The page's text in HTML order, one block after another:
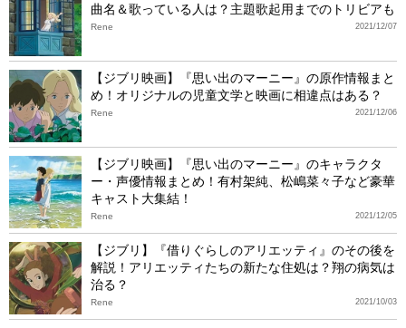
曲名＆歌っている人は？主題歌起用までのトリビアも
2021/12/07
Rene
【ジブリ映画】『思い出のマーニー』の原作情報まと
め！オリジナルの児童文学と映画に相違点はある？
2021/12/06
Rene
【ジブリ映画】『思い出のマーニー』のキャラクタ
ー・声優情報まとめ！有村架純、松嶋菜々子など豪華
キャスト大集結！
2021/12/05
Rene
【ジブリ】『借りぐらしのアリエッティ』のその後を
解説！アリエッティたちの新たな住処は？翔の病気は
治る？
2021/10/03
Rene